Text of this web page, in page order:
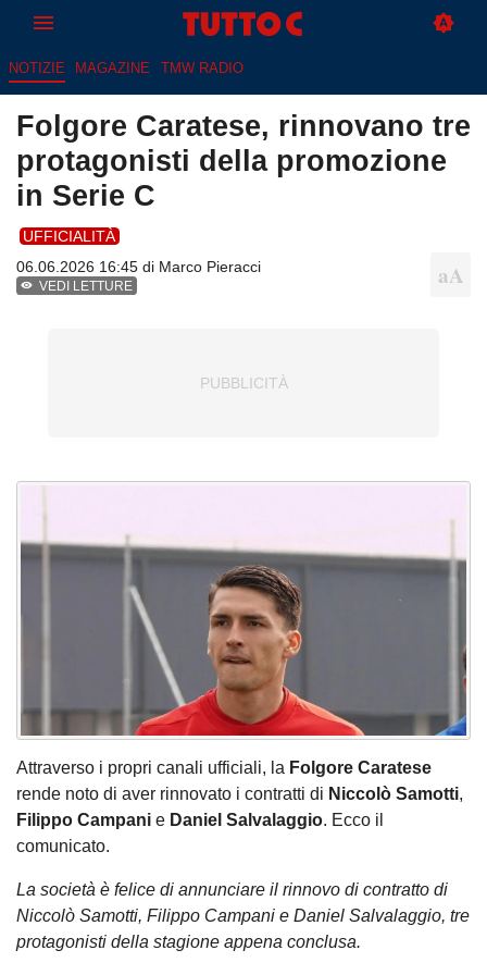
NOTIZIE MAGAZINE TMW RADIO
Folgore Caratese, rinnovano tre
protagonisti della promozione
in Serie C
UFFICIALITÀ
06.06.2026 16:45 di Marco Pieracci
VEDI LETTURE
Attraverso i propri canali ufficiali, la Folgore Caratese
rende noto di aver rinnovato i contratti di Niccolò Samotti,
Filippo Campani e Daniel Salvalaggio. Ecco il
comunicato.
La società è felice di annunciare il rinnovo di contratto di
Niccolò Samotti, Filippo Campani e Daniel Salvalaggio, tre
protagonisti della stagione appena conclusa.